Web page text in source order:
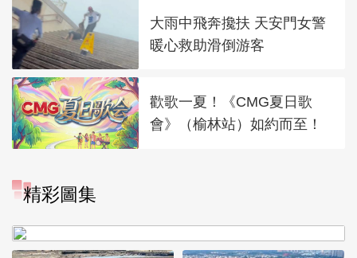
大雨中飛奔攙扶 天安門女警
暖心救助滑倒游客
歡歌一夏！《CMG夏日歌
會》（榆林站）如約而至！
精彩圖集
“大地指紋”奏響夏夜文旅樂